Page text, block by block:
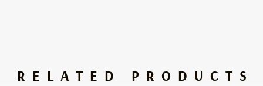
RELATED PRODUCTS